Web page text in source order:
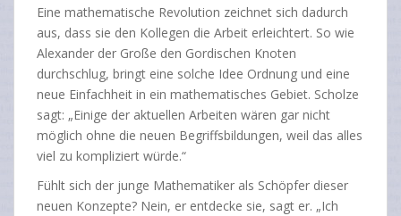
Eine mathematische Revolution zeichnet sich dadurch
aus, dass sie den Kollegen die Arbeit erleichtert. So wie
Alexander der Große den Gordischen Knoten
durchschlug, bringt eine solche Idee Ordnung und eine
neue Einfachheit in ein mathematisches Gebiet. Scholze
sagt: „Einige der aktuellen Arbeiten wären gar nicht
möglich ohne die neuen Begriffsbildungen, weil das alles
viel zu kompliziert würde.“
Fühlt sich der junge Mathematiker als Schöpfer dieser
neuen Konzepte? Nein, er entdecke sie, sagt er. „Ich